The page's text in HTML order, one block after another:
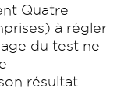
Quatre
à régler
du test ne
résultat.